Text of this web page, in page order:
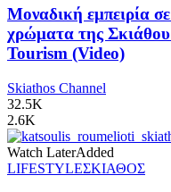
Μοναδική εμπειρία
χρώματα της
Tourism (Video)
Skiathos Channel
32.5K
2.6K
Watch LaterAdded
LIFESTYLEΣΚΙΑΘΟΣ